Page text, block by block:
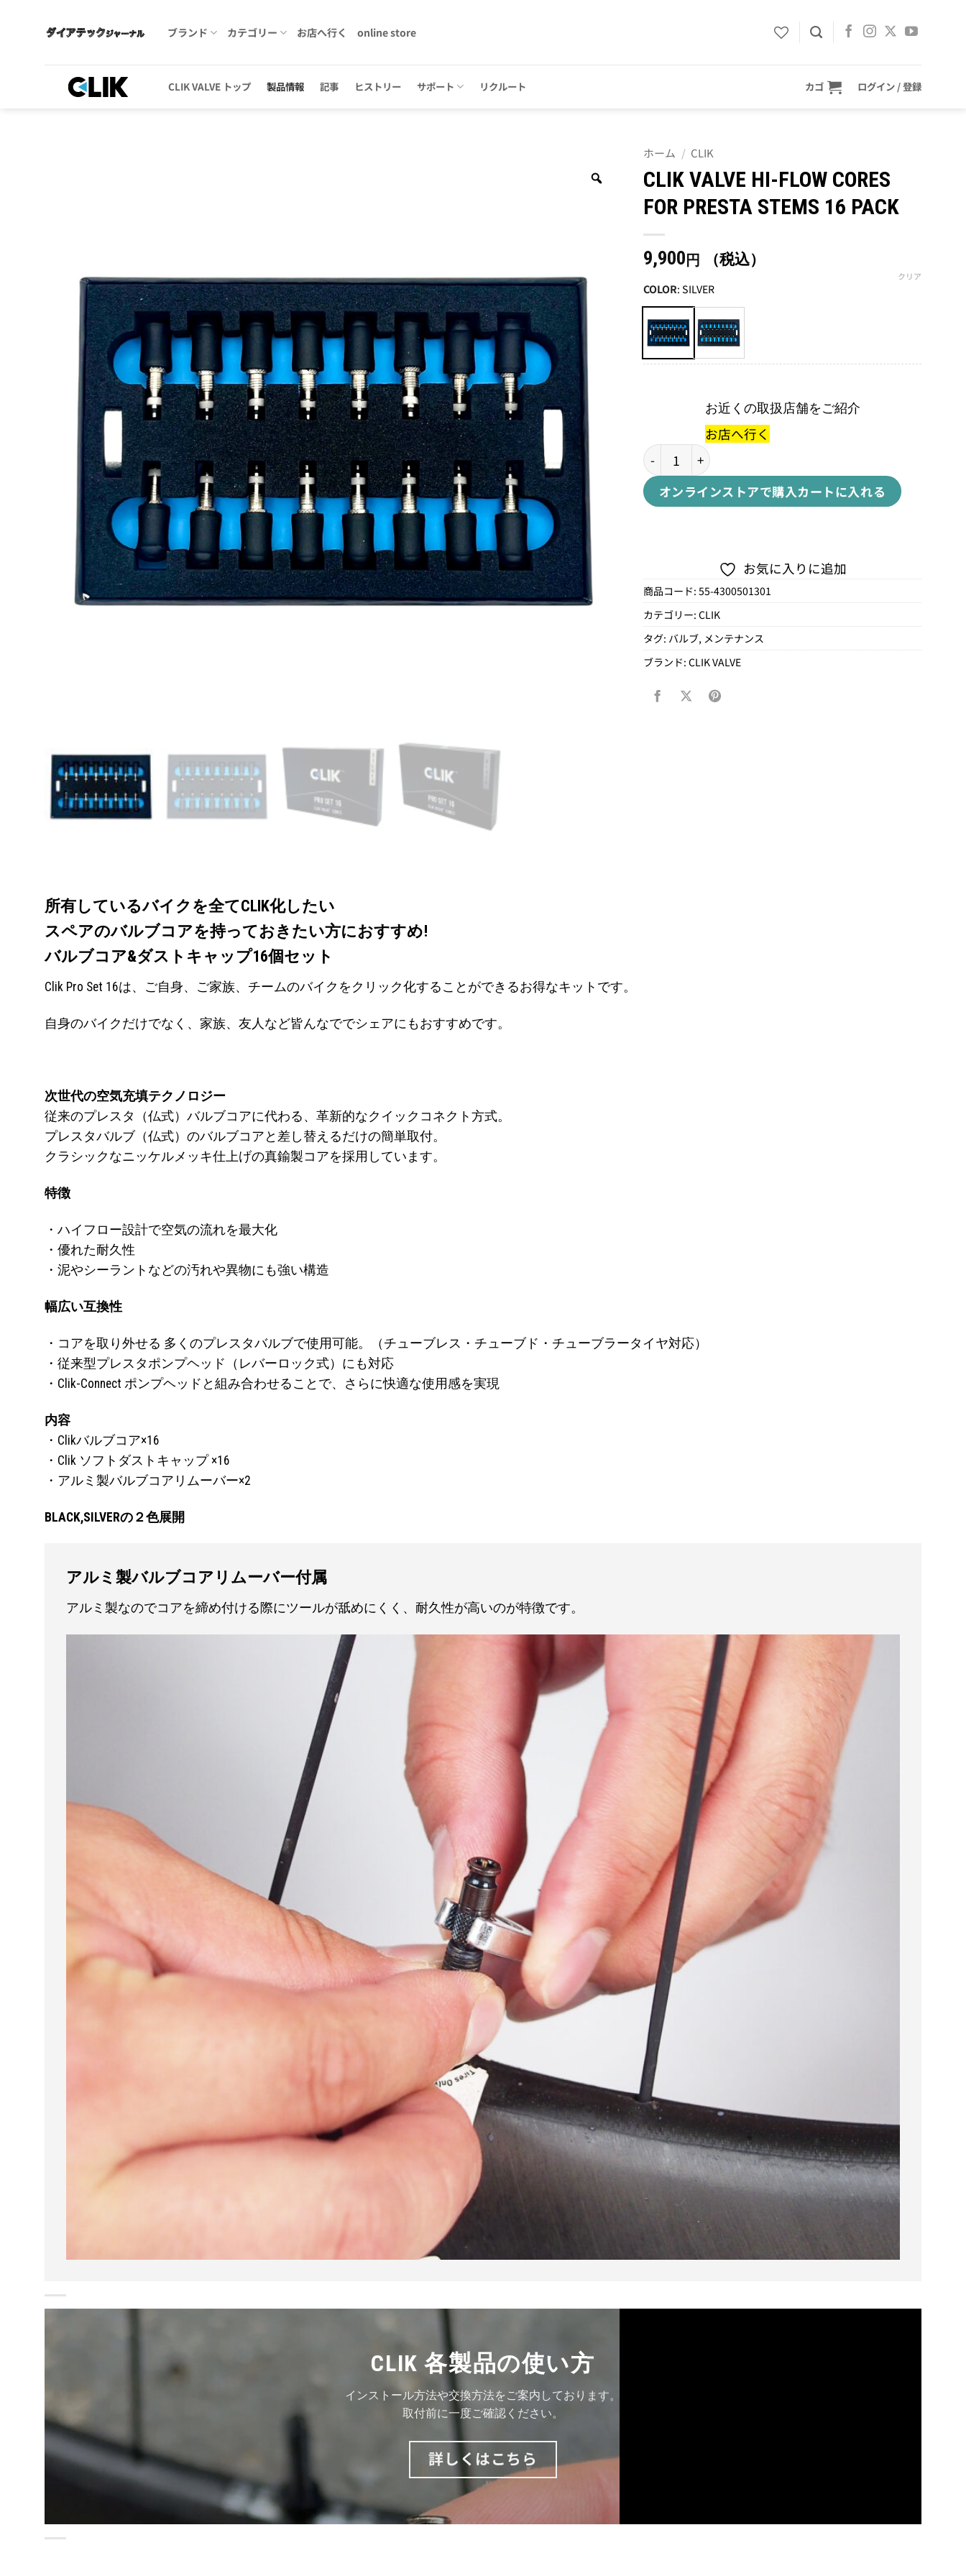
ブランド カテゴリー お店へ行く online store
CLIK VALVE トップ 製品情報 記事 ヒストリー サポート リクルート カゴ ログイン / 登録
ホーム / CLIK
CLIK VALVE HI-FLOW CORES
FOR PRESTA STEMS 16 PACK
9,900 円 （税込）
COLOR:SILVER
クリア
お近くの取扱店舗をご紹介
お店へ行く
CLIK VALVE HI-FLOW CORES FOR PRESTA STEMS 16 PACK
オンラインストアで購入カートに入れる
お気に入りに追加
商品コード:55-4300501301
カテゴリー:CLIK
タグ: バルブ, メンテナンス
ブランド:CLIK VALVE
所有しているバイクを全てCLIK化したい
スペアのバルブコアを持っておきたい方におすすめ!
バルブコア&ダストキャップ16個セット
Clik Pro Set 16は、ご自身、ご家族、チームのバイクをクリック化することができるお得なキットです。
自身のバイクだけでなく、家族、友人など皆んなででシェアにもおすすめです。
次世代の空気充填テクノロジー
従来のプレスタ（仏式）バルブコアに代わる、革新的なクイックコネクト方式。
プレスタバルブ（仏式）のバルブコアと差し替えるだけの簡単取付。
クラシックなニッケルメッキ仕上げの真鍮製コアを採用しています。
特徴
・ハイフロー設計で空気の流れを最大化
・優れた耐久性
・泥やシーラントなどの汚れや異物にも強い構造
幅広い互換性
・コアを取り外せる 多くのプレスタバルブで使用可能。（チューブレス・チューブド・チューブラータイヤ対応）
・従来型プレスタポンプヘッド（レバーロック式）にも対応
・Clik-Connect ポンプヘッドと組み合わせることで、さらに快適な使用感を実現
内容
・Clikバルブコア×16
・Clik ソフトダストキャップ ×16
・アルミ製バルブコアリムーバー×2
BLACK,SILVERの２色展開
アルミ製バルブコアリムーバー付属
アルミ製なのでコアを締め付ける際にツールが舐めにくく、耐久性が高いのが特徴です。
CLIK 各製品の使い方
インストール方法や交換方法をご案内しております。
取付前に一度ご確認ください。
詳しくはこちら